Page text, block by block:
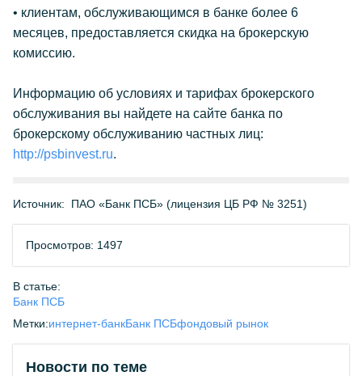
• клиентам, обслуживающимся в банке более 6
месяцев, предоставляется скидка на брокерскую
комиссию.
Информацию об условиях и тарифах брокерского
обслуживания вы найдете на сайте банка по
брокерскому обслуживанию частных лиц:
http://psbinvest.ru.
Источник: ПАО «Банк ПСБ» (лицензия ЦБ РФ № 3251)
Просмотров: 1497
В статье:
Банк ПСБ
Метки:интернет-банкБанк ПСБфондовый рынок
Новости по теме